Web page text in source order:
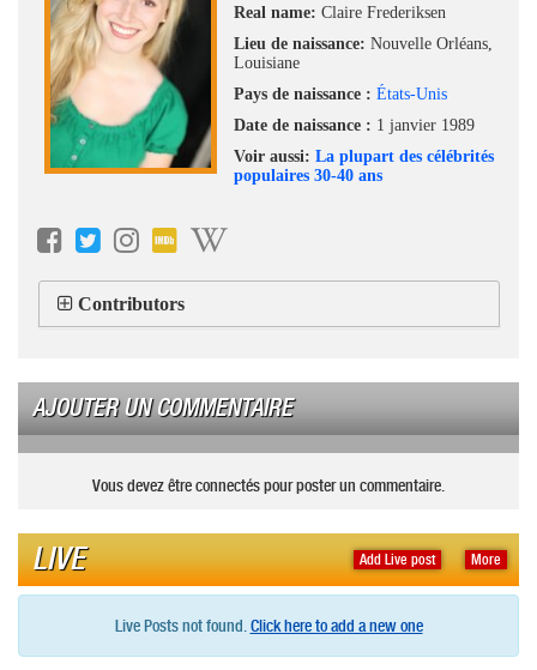
Real name: Claire Frederiksen
Lieu de naissance: Nouvelle Orléans,
Louisiane
Pays de naissance : États-Unis
Date de naissance : 1 janvier 1989
Voir aussi: La plupart des célébrités
populaires 30-40 ans
Contributors
AJOUTER UN COMMENTAIRE
Vous devez être connectés pour poster un commentaire.
More
Add Live post
LIVE
Live Posts not found. Click here to add a new one